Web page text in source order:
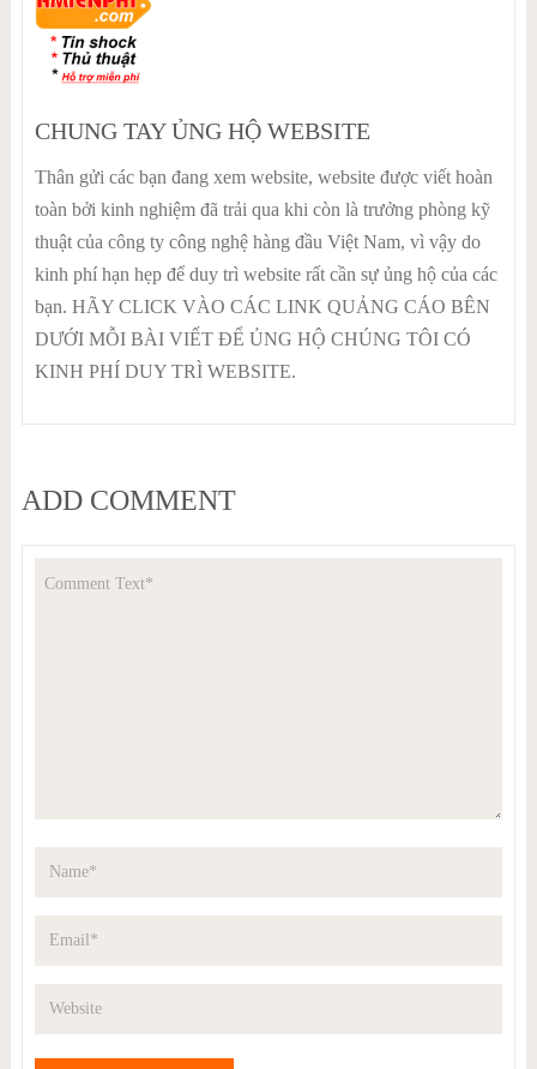
CHUNG TAY ỦNG HỘ WEBSITE
Thân gửi các bạn đang xem website, website được viết hoàn
toàn bởi kinh nghiệm đã trải qua khi còn là trưởng phòng kỹ
thuật của công ty công nghệ hàng đầu Việt Nam, vì vậy do
kinh phí hạn hẹp để duy trì website rất cần sự ủng hộ của các
bạn. HÃY CLICK VÀO CÁC LINK QUẢNG CÁO BÊN
DƯỚI MỖI BÀI VIẾT ĐỂ ỦNG HỘ CHÚNG TÔI CÓ
KINH PHÍ DUY TRÌ WEBSITE.
ADD COMMENT